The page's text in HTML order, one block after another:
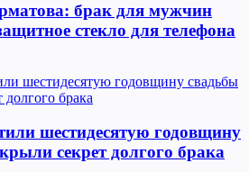
брак для мужчин
стекло для телефона
шестидесятую годовщину
секрет долгого брака